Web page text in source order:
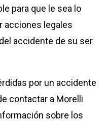
para que le sea lo
acciones legales
accidente de su ser
por un accidente
contactar a Morelli
sobre los